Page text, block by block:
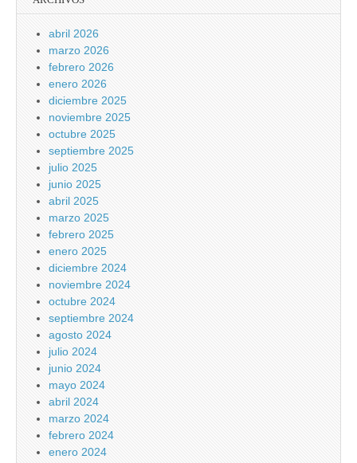
abril 2026
marzo 2026
febrero 2026
enero 2026
diciembre 2025
noviembre 2025
octubre 2025
septiembre 2025
julio 2025
junio 2025
abril 2025
marzo 2025
febrero 2025
enero 2025
diciembre 2024
noviembre 2024
octubre 2024
septiembre 2024
agosto 2024
julio 2024
junio 2024
mayo 2024
abril 2024
marzo 2024
febrero 2024
enero 2024